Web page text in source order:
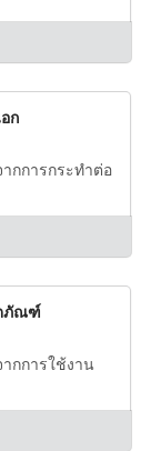
ก
กการกระทำต่อ
ภัณฑ์
กการใช้งาน